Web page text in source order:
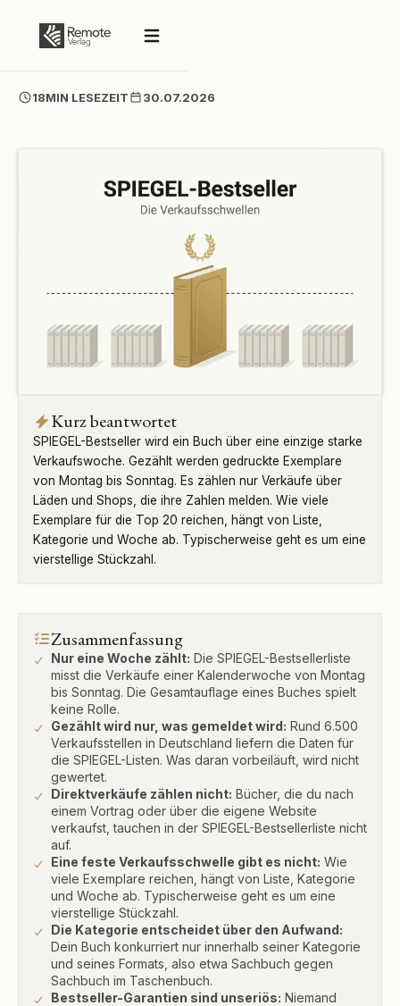
18MIN LESEZEIT 30.07.2026
Kurz beantwortet
SPIEGEL-Bestseller wird ein Buch über eine einzige starke
Verkaufswoche. Gezählt werden gedruckte Exemplare
von Montag bis Sonntag. Es zählen nur Verkäufe über
Läden und Shops, die ihre Zahlen melden. Wie viele
Exemplare für die Top 20 reichen, hängt von Liste,
Kategorie und Woche ab. Typischerweise geht es um eine
vierstellige Stückzahl.
Zusammenfassung
Nur eine Woche zählt: Die SPIEGEL-Bestsellerliste
misst die Verkäufe einer Kalenderwoche von Montag
bis Sonntag. Die Gesamtauflage eines Buches spielt
keine Rolle.
Gezählt wird nur, was gemeldet wird: Rund 6.500
Verkaufsstellen in Deutschland liefern die Daten für
die SPIEGEL-Listen. Was daran vorbeiläuft, wird nicht
gewertet.
Direktverkäufe zählen nicht: Bücher, die du nach
einem Vortrag oder über die eigene Website
verkaufst, tauchen in der SPIEGEL-Bestsellerliste nicht
auf.
Eine feste Verkaufsschwelle gibt es nicht: Wie
viele Exemplare reichen, hängt von Liste, Kategorie
und Woche ab. Typischerweise geht es um eine
vierstellige Stückzahl.
Die Kategorie entscheidet über den Aufwand:
Dein Buch konkurriert nur innerhalb seiner Kategorie
und seines Formats, also etwa Sachbuch gegen
Sachbuch im Taschenbuch.
Bestseller-Garantien sind unseriös: Niemand